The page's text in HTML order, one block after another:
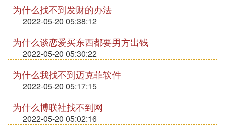
为什么找不到发财的办法
2022-05-20 05:38:12
为什么谈恋爱买东西都要男方出钱
2022-05-20 05:30:22
为什么我找不到迈克菲软件
2022-05-20 05:17:15
为什么博联社找不到网
2022-05-20 05:02:16